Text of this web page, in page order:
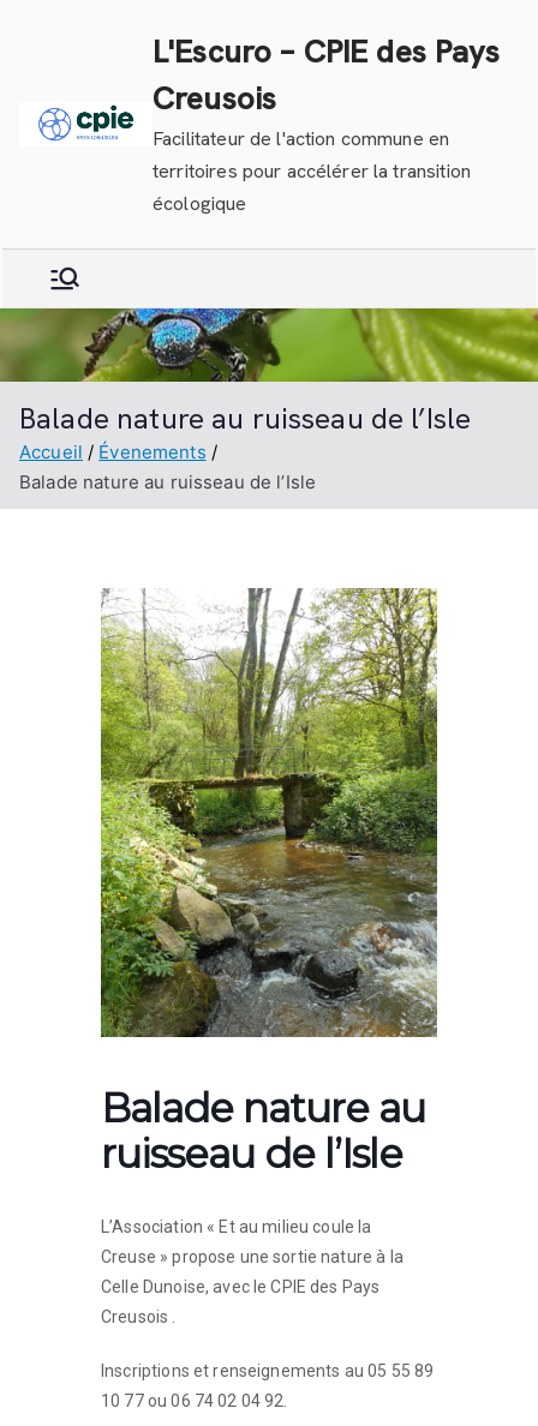
L'Escuro – CPIE des Pays
Creusois
Facilitateur de l'action commune en
territoires pour accélérer la transition
écologique
Balade nature au ruisseau de l’Isle
Accueil
Évenements
Balade nature au ruisseau de l’Isle
Balade nature au
ruisseau de l’Isle
L’Association « Et au milieu coule la
Creuse » propose une sortie nature à la
Celle Dunoise, avec le CPIE des Pays
Creusois .
Inscriptions et renseignements au 05 55 89
10 77 ou 06 74 02 04 92.